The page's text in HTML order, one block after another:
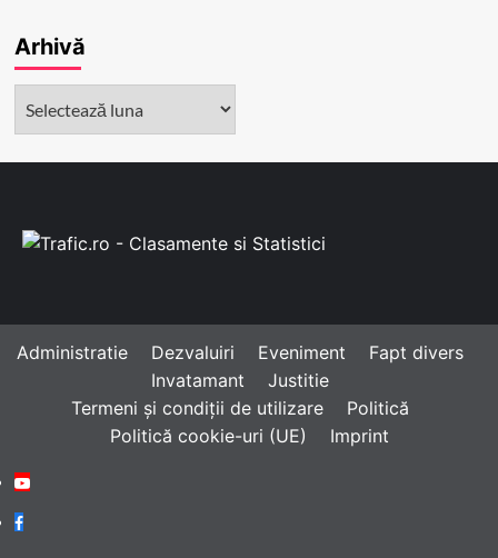
Arhivă
Administratie Dezvaluiri Eveniment
Fapt divers
Invatamant
Justitie
Termeni și condiții de utilizare
Politică
Politică cookie-uri (UE)
Imprint
Youtube
Facebook